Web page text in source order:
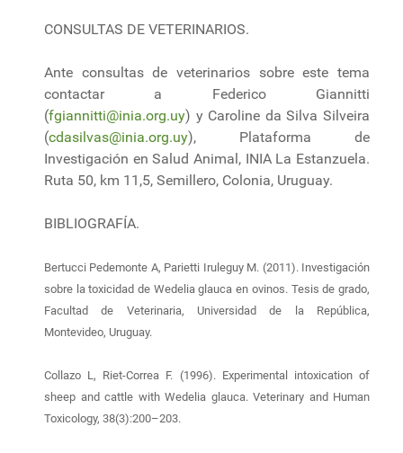
CONSULTAS DE VETERINARIOS.
Ante consultas de veterinarios sobre este tema
contactar a Federico Giannitti
(fgiannitti@inia.org.uy) y Caroline da Silva Silveira
(cdasilvas@inia.org.uy), Plataforma de
Investigación en Salud Animal, INIA La Estanzuela.
Ruta 50, km 11,5, Semillero, Colonia, Uruguay.
BIBLIOGRAFÍA.
Bertucci Pedemonte A, Parietti Iruleguy M. (2011). Investigación
sobre la toxicidad de Wedelia glauca en ovinos. Tesis de grado,
Facultad de Veterinaria, Universidad de la República,
Montevideo, Uruguay.
Collazo L, Riet-Correa F. (1996). Experimental intoxication of
sheep and cattle with Wedelia glauca. Veterinary and Human
Toxicology, 38(3):200–203.